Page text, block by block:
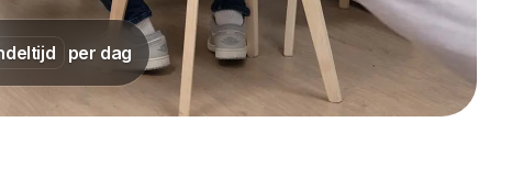
per dag